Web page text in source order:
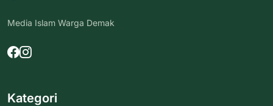
Media Islam Warga Demak
Kategori